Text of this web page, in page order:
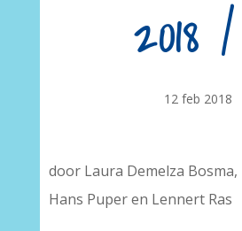
2018
12 feb 2018
door Laura Demelza Bosma,
Hans Puper en Lennert Ras